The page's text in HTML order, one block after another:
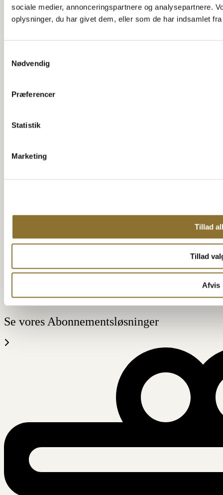
sociale medier, annonceringspartnere og analysepartnere.
oplysninger, du har givet dem, eller som de har indsamlet
Nødvendig
Præferencer
Statistik
Marketing
Tillad
Tillad
Afvis
ABONNEMENT
Se vores Abonnementsløsninger